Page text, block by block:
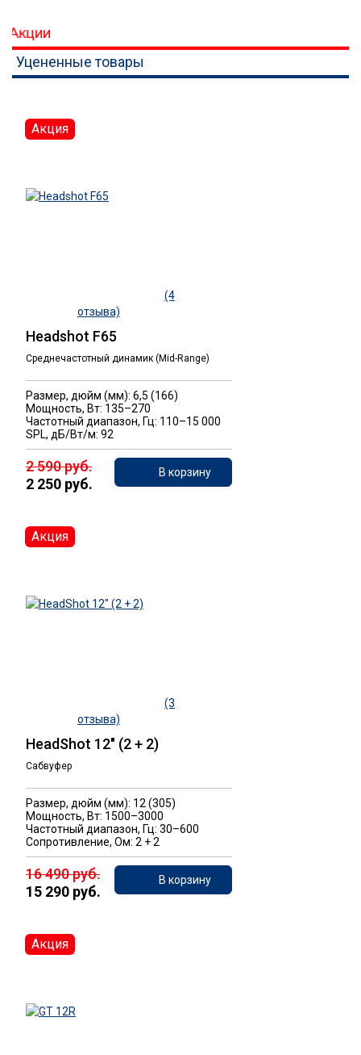
Акции
Уцененные товары
(4
отзыва)
Headshot F65
Среднечастотный динамик (Mid-Range)
Размер, дюйм (мм): 6,5 (166)
Мощность, Вт: 135–270
Частотный диапазон, Гц: 110–15 000
SPL, дБ/Вт/м: 92
2 590 руб.
2 250 руб.
В корзину
Акция
(3
отзыва)
HeadShot 12" (2 + 2)
Сабвуфер
Размер, дюйм (мм): 12 (305)
Мощность, Вт: 1500–3000
Частотный диапазон, Гц: 30–600
Сопротивление, Ом: 2 + 2
16 490 руб.
15 290 руб.
В корзину
Акция
Акция